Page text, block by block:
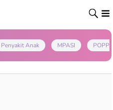
Penyakit Anak MPASI